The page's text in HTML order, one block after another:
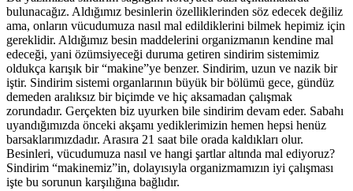
bulunacağız. Aldığımız besinlerin özelliklerinden söz edecek değiliz
ama, onların vücudumuza nasıl mal edildiklerini bilmek hepimiz için
gereklidir. Aldığımız besin maddelerini organizmanın kendine mal
edeceği, yani özümsiyeceği duruma getiren sindirim sistemimiz
oldukça karışık bir “makine”ye benzer. Sindirim, uzun ve nazik bir
iştir. Sindirim sistemi organlarının büyük bir bölümü gece, gündüz
demeden aralıksız bir biçimde ve hiç aksamadan çalışmak
zorundadır. Gerçekten biz uyurken bile sindirim devam eder. Sabahı
uyandığımızda önceki akşamı yediklerimizin hemen hepsi henüz
barsaklarımızdadır. Arasıra 21 saat bile orada kaldıkları olur.
Besinleri, vücudumuza nasıl ve hangi şartlar altında mal ediyoruz?
Sindirim “makinemiz”in, dolayısıyla organizmamızın iyi çalışması
işte bu sorunun karşılığına bağlıdır.